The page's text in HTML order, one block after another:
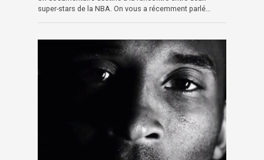
super-stars de la NBA. On vous a récemment parlé…